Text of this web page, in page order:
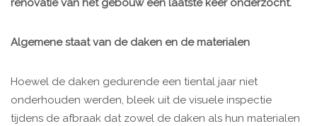
renovatie van het gebouw een laatste keer onderzocht.
Algemene staat van de daken en de materialen
Hoewel de daken gedurende een tiental jaar niet
onderhouden werden, bleek uit de visuele inspectie
tijdens de afbraak dat zowel de daken als hun materialen